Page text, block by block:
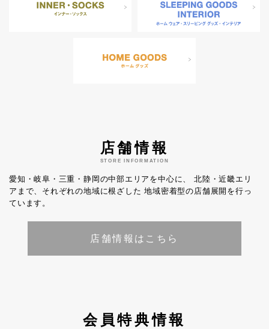
店舗情報
STORE INFORMATION
愛知・岐阜・三重・静岡の中部エリアを中心に、
北陸・近畿エリ
アまで、それぞれの地域に根ざした 地域密着型の店舗展開を行っ
ています。
店舗情報はこちら
会員特典情報